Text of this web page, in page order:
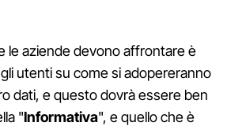
le aziende devono affrontare è
utenti su come si adopereranno
dati, e questo dovrà essere ben
"Informativa", e quello che è